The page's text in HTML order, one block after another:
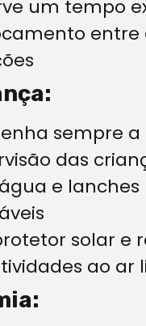
um tempo
entre
sempre a
das
e lanches
solar e
ao ar